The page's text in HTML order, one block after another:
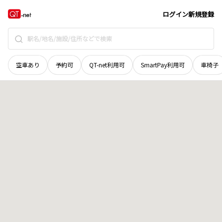
ログイン新規登録
空車あり 予約可 QT-net利用可 SmartPay利用可 車椅子
北海道